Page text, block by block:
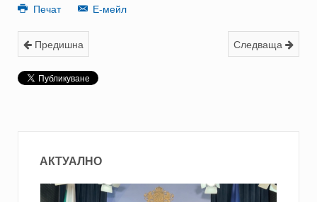
Печат Е-мейл
Предишна Следваща
АКТУАЛНО